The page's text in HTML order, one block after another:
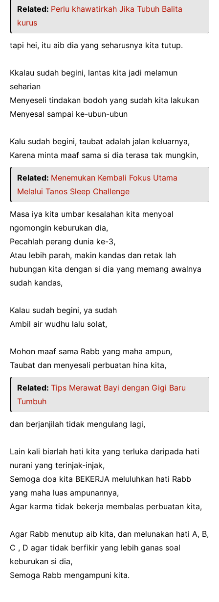
Related: Perlu khawatirkah Jika Tubuh Balita
kurus
tapi hei, itu aib dia yang seharusnya kita tutup.
Kkalau sudah begini, lantas kita jadi melamun
seharian
Menyeseli tindakan bodoh yang sudah kita lakukan
Menyesal sampai ke-ubun-ubun
Kalu sudah begini, taubat adalah jalan keluarnya,
Karena minta maaf sama si dia terasa tak mungkin,
Related: Menemukan Kembali Fokus Utama
Melalui Tanos Sleep Challenge
Masa iya kita umbar kesalahan kita menyoal
ngomongin keburukan dia,
Pecahlah perang dunia ke-3,
Atau lebih parah, makin kandas dan retak lah
hubungan kita dengan si dia yang memang awalnya
sudah kandas,
Kalau sudah begini, ya sudah
Ambil air wudhu lalu solat,
Mohon maaf sama Rabb yang maha ampun,
Taubat dan menyesali perbuatan hina kita,
Related: Tips Merawat Bayi dengan Gigi Baru
Tumbuh
dan berjanjilah tidak mengulang lagi,
Lain kali biarlah hati kita yang terluka daripada hati
nurani yang terinjak-injak,
Semoga doa kita BEKERJA meluluhkan hati Rabb
yang maha luas ampunannya,
Agar karma tidak bekerja membalas perbuatan kita,
Agar Rabb menutup aib kita, dan melunakan hati A, B,
C , D agar tidak berfikir yang lebih ganas soal
keburukan si dia,
Semoga Rabb mengampuni kita.